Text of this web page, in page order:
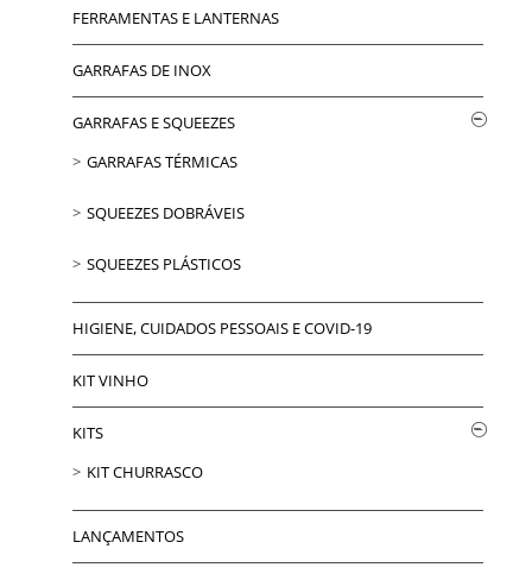
FERRAMENTAS E LANTERNAS
GARRAFAS DE INOX
GARRAFAS E SQUEEZES
GARRAFAS TÉRMICAS
SQUEEZES DOBRÁVEIS
SQUEEZES PLÁSTICOS
HIGIENE, CUIDADOS PESSOAIS E COVID-19
KIT VINHO
KITS
KIT CHURRASCO
LANÇAMENTOS